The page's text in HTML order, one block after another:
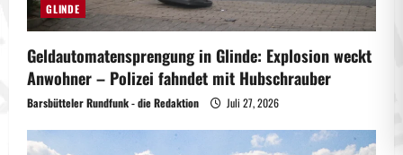
GLINDE
Geldautomatensprengung in Glinde: Explosion weckt
Anwohner – Polizei fahndet mit Hubschrauber
Barsbütteler Rundfunk - die Redaktion Juli 27, 2026